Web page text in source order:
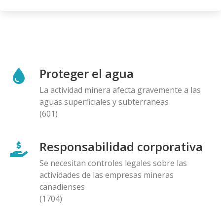
Proteger el agua
La actividad minera afecta gravemente a las
aguas superficiales y subterraneas
(601)
Responsabilidad corporativa
Se necesitan controles legales sobre las
actividades de las empresas mineras
canadienses
(1704)